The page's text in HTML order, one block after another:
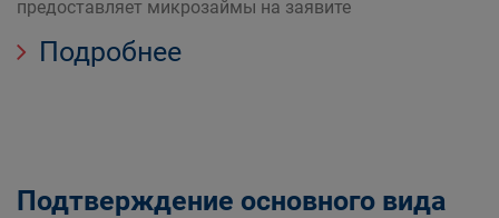
предоставляет микрозаймы на заявите
Подробнее
Подтверждение основного вида